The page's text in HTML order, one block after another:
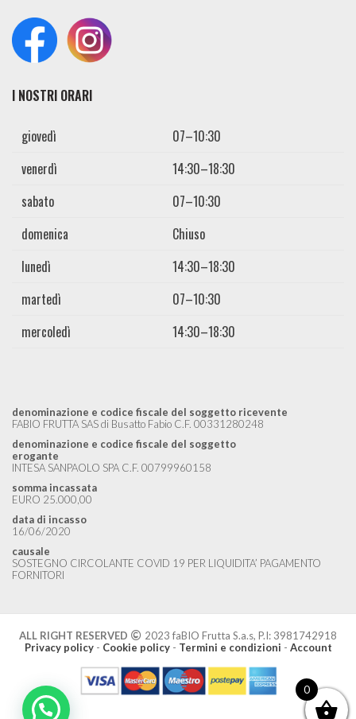
I NOSTRI ORARI
giovedì
07–10:30
venerdì
14:30–18:30
sabato
07–10:30
domenica
Chiuso
lunedì
14:30–18:30
martedì
07–10:30
mercoledì
14:30–18:30
denominazione e codice fiscale del soggetto ricevente
FABIO FRUTTA SAS di Busatto Fabio C.F. 00331280248
denominazione e codice fiscale del soggetto
erogante
INTESA SANPAOLO SPA C.F. 00799960158
somma incassata
EURO 25.000,00
data di incasso
16/06/2020
causale
SOSTEGNO CIRCOLANTE COVID 19 PER LIQUIDITA’ PAGAMENTO
FORNITORI
ALL RIGHT RESERVED
2023 faBIO Frutta S.a.s, P.I: 3981742918
Privacy policy- Cookie policy- Termini e condizioni - Account
0